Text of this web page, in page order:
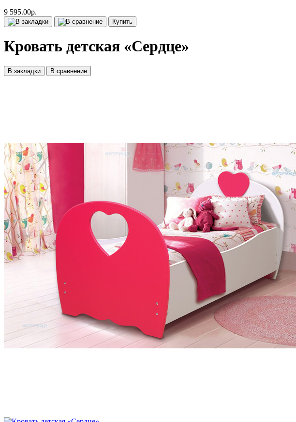
9 595.00р.
Купить
Кровать детская «Сердце»
В закладки В сравнение